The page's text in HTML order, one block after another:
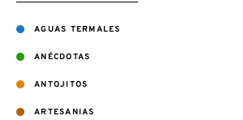
AGUAS TERMALES
ANÉCDOTAS
ANTOJITOS
ARTESANIAS